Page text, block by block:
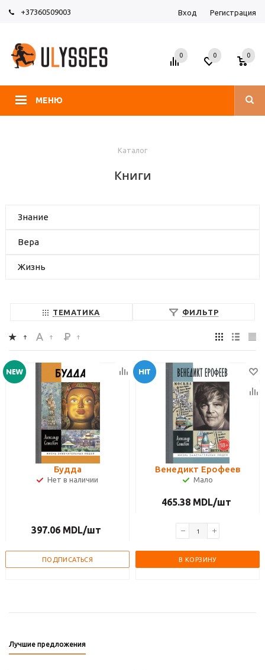
+37360509003 Вход Регистрация
МЕНЮ
0 0 0
Каталог
Книги
Знание
Вера
Жизнь
ТЕМАТИКА ФИЛЬТР
Будда
Нет в наличии
397.06 MDL/шт
ПОДПИСАТЬСЯ
Венедикт Ерофеев
Мало
465.38 MDL/шт
В КОРЗИНУ
Лучшие предложения